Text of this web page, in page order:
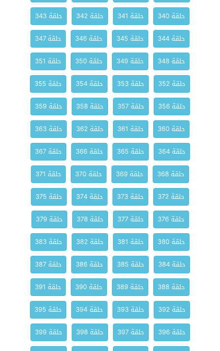
حلقة 340
حلقة 341 حلقة 342
حلقة 343
حلقة 344
حلقة 345 حلقة 346
حلقة 347
حلقة 348
حلقة 349 حلقة 350
حلقة 351
حلقة 352
حلقة 353 حلقة 354
حلقة 355
حلقة 356
حلقة 357 حلقة 358
حلقة 359
حلقة 360
حلقة 361 حلقة 362
حلقة 363
حلقة 364
حلقة 365 حلقة 366
حلقة 367
حلقة 368
حلقة 369 حلقة 370
حلقة 371
حلقة 372
حلقة 373 حلقة 374
حلقة 375
حلقة 376
حلقة 377 حلقة 378
حلقة 379
حلقة 380
حلقة 381 حلقة 382
حلقة 383
حلقة 384
حلقة 385 حلقة 386
حلقة 387
حلقة 388
حلقة 389 حلقة 390
حلقة 391
حلقة 392
حلقة 393 حلقة 394
حلقة 395
حلقة 396
حلقة 397 حلقة 398
حلقة 399